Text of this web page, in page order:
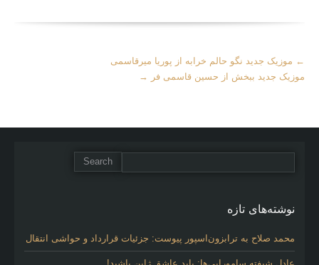
More
Articles
← موزیک جدید نگو حالم خرابه از پوریا میرقاسمی
موزیک جدید ببخش از حسین قاسمی فر
→
نوشته‌های تازه
محمد صلاح به ترابزون‌اسپور پیوست: جزئیات قرارداد و حواشی انتقال